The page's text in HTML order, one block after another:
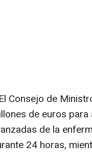
Consejo de
de euros
de la
24 horas,